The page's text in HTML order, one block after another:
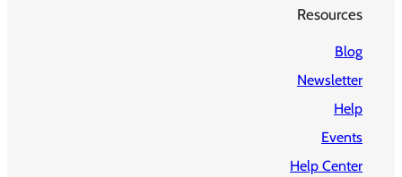
Resources
Blog
Newsletter
Help
Events
Help Center